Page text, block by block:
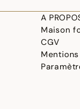
A
Maison
CGV